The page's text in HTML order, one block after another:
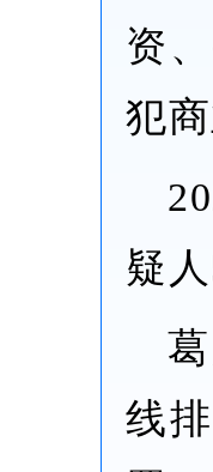
资
犯
疑
线